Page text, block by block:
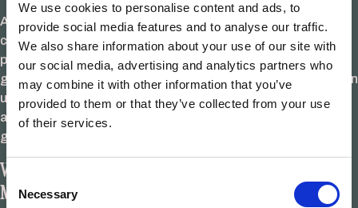
We use cookies to personalise content and ads, to
provide social media features and to analyse our traffic.
We also share information about your use of our site with
our social media, advertising and analytics partners who
may combine it with other information that you’ve
provided to them or that they’ve collected from your use
of their services.
Consent
Selection
Necessary
Además de la gran eficiencia que disponen estas
construcciones, su bajo impacto medioambiental destaca
positivamente. Puesto que es un sistema que permite una
gran gestión de residuos, al tratarse de una construcción en
una nave industrial y no una obra tradicional. El
aprovechamiento de la materia y la madera es perfecto
gracias al alto nivel de mecanización del proceso.
VENTAJAS DE LAS VIVIENDAS INDUSTRIALIZADAS DE
MADERA